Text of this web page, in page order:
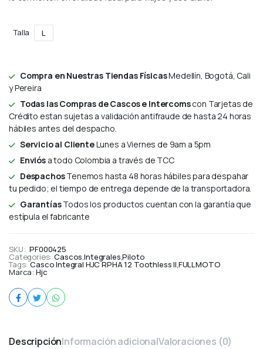
Talla L
Compra en Nuestras Tiendas FísicasMedellín, Bogotá, Cali
y Pereira
Todas las Compras de Cascos e Intercomscon Tarjetas de
Crédito estan sujetas a validación antifraude de hasta 24 horas
hábiles antes del despacho.
Servicio al ClienteLunes a Viernes de 9am a 5pm
Enviósa todo Colombia a través de TCC
DespachosTenemos hasta 48 horas hábiles para despahar
tu pedido; el tiempo de entrega depende de la transportadora.
GarantíasTodos los productos cuentan con la garantía que
estípula el fabricante
SKU: PF000425
Categories: Cascos,Integrales,Piloto
Tags: Casco Integral HJC RPHA 12 Toothless II,FULLMOTO
Marca: Hjc
DescripciónInformación adicionalValoraciones (0)